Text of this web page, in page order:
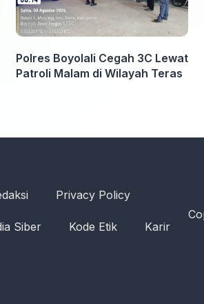
Polres Boyolali Cegah 3C Lewat
Patroli Malam di Wilayah Teras
Privacy Policy
Siber Kode Etik Karir